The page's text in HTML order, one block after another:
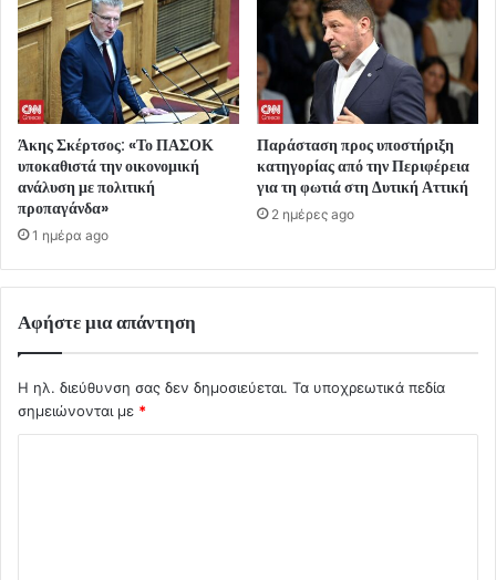
Άκης Σκέρτσος: «Το ΠΑΣΟΚ
υποκαθιστά την οικονομική
ανάλυση με πολιτική
προπαγάνδα»
1 ημέρα ago
Παράσταση προς υποστήριξη
κατηγορίας από την Περιφέρεια
για τη φωτιά στη Δυτική Αττική
2 ημέρες ago
Αφήστε μια απάντηση
Η ηλ. διεύθυνση σας δεν δημοσιεύεται. Τα υποχρεωτικά πεδία
σημειώνονται με *